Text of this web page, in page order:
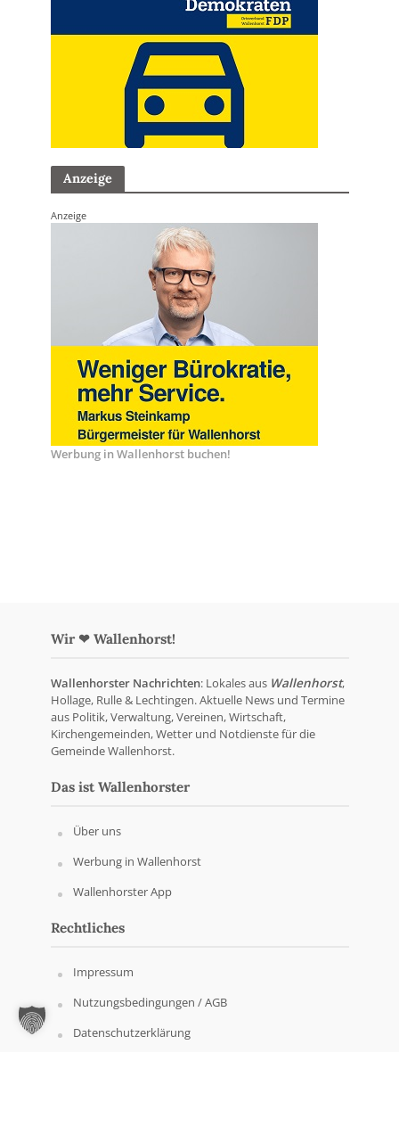
Anzeige
Anzeige
Werbung in Wallenhorst buchen!
Wir ❤ Wallenhorst!
Wallenhorster Nachrichten: Lokales aus Wallenhorst,
Hollage, Rulle & Lechtingen. Aktuelle News und Termine
aus Politik, Verwaltung, Vereinen, Wirtschaft,
Kirchengemeinden, Wetter und Notdienste für die
Gemeinde Wallenhorst.
Das ist Wallenhorster
Über uns
Werbung in Wallenhorst
Wallenhorster App
Rechtliches
Impressum
Nutzungsbedingungen / AGB
Datenschutzerklärung